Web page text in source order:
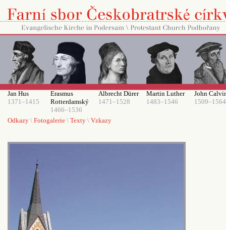
Jan Hus
1371–1415
Erasmus
Rotterdamský
1466–1536
Albrecht Dürer
1471–1528
Martin Luther
1483–1546
John
1509–1564
Odkazy \ Fotogalerie \ Texty \ Vzkazy